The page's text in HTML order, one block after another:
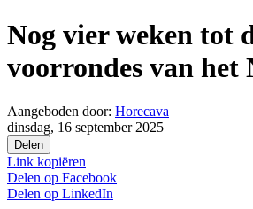
Nog vier weken tot
voorrondes van
Aangeboden door: Horecava
dinsdag, 16 september 2025
Delen
Link kopiëren
Delen op Facebook
Delen op LinkedIn